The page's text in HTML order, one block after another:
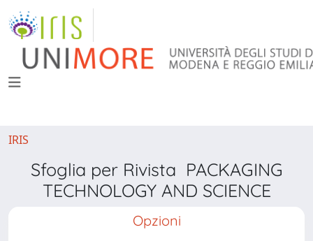
IRIS
Sfoglia per Rivista PACKAGING
TECHNOLOGY AND SCIENCE
Opzioni